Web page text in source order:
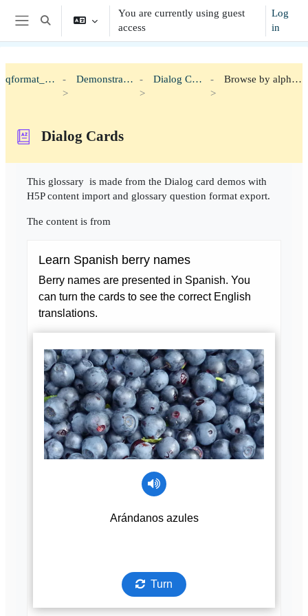
Skip to main content
Side panel
Toggle search input
You are currently using guest
access
Log
in
qformat_h5p Demonstration Dialog Cards Browse by alphabet
Dialog Cards
This glossary is made from the Dialog card demos with
H5P content import and glossary question format export.
The content is from